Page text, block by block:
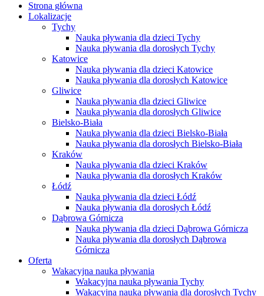
Strona główna
Lokalizacje
Tychy
Nauka pływania dla dzieci Tychy
Nauka pływania dla dorosłych Tychy
Katowice
Nauka pływania dla dzieci Katowice
Nauka pływania dla dorosłych Katowice
Gliwice
Nauka pływania dla dzieci Gliwice
Nauka pływania dla dorosłych Gliwice
Bielsko-Biała
Nauka pływania dla dzieci Bielsko-Biała
Nauka pływania dla dorosłych Bielsko-Biała
Kraków
Nauka pływania dla dzieci Kraków
Nauka pływania dla dorosłych Kraków
Łódź
Nauka pływania dla dzieci Łódź
Nauka pływania dla dorosłych Łódź
Dąbrowa Górnicza
Nauka pływania dla dzieci Dąbrowa Górnicza
Nauka pływania dla dorosłych Dąbrowa
Górnicza
Oferta
Wakacyjna nauka pływania
Wakacyjna nauka pływania Tychy
Wakacyjna nauka pływania dla dorosłych Tychy